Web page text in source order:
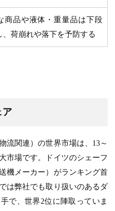
商品や液体・重量品は下段
、荷崩れや落下を予防する
ア
流関連）の世界市場は、13～
市場です。ドイツのシェーフ
機メーカー）がランキング首
は弊社でも取り扱いのあるダ
で、世界2位に陣取っていま